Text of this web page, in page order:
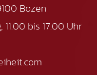
Bozen
bis 17.00 Uhr